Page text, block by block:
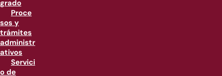
grado
Proce
sos y
trámites
administr
ativos
Servici
o de